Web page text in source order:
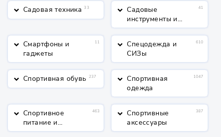
keyboard_arrow_down Садовая техника 33 keyboard_arrow_down Садовые
инструменты и
полив
41
keyboard_arrow_down Смартфоны и
гаджеты
11 keyboard_arrow_down Спецодежда и
СИЗы
610
keyboard_arrow_down Спортивная обувь 237 keyboard_arrow_down Спортивная
одежда
1047
keyboard_arrow_down Спортивное
питание и
косметика
463 keyboard_arrow_down Спортивные
аксессуары
387